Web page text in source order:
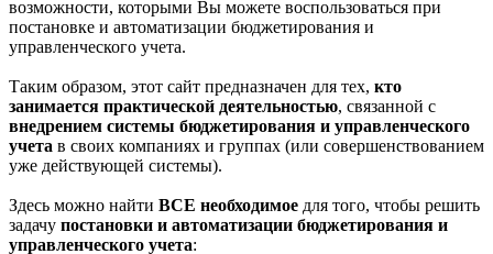
возможности, которыми Вы можете воспользоваться при
постановке и автоматизации бюджетирования и
управленческого учета.
Таким образом, этот сайт предназначен для тех, кто
занимается практической деятельностью, связанной с
внедрением системы бюджетирования и управленческого
учета в своих компаниях и группах (или совершенствованием
уже действующей системы).
Здесь можно найти ВСЕ необходимое для того, чтобы решить
задачу постановки и автоматизации бюджетирования и
управленческого учета: